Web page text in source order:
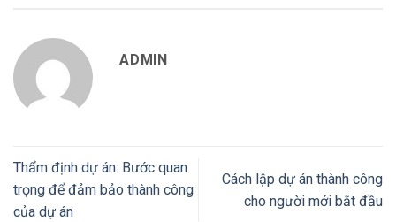
ADMIN
Thẩm định dự án: Bước quan
trọng để đảm bảo thành công
của dự án
Cách lập dự án thành công
cho người mới bắt đầu